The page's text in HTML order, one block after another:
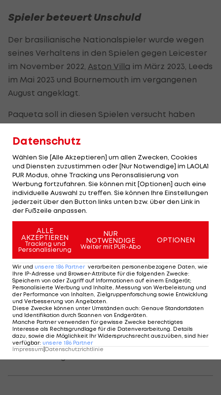
Spieler beteuert Unschuld
Der brasilianische Nationalspieler wurde wegen
seines Verhaltens in den Spielen gegen Leicester
im November 2022, Aston Villa im März 2023, Leeds
im Mai 2023 und Bournemouth im vergangenen
August angeklagt.
Paqueta soll in diesen Spielen versucht haben
anderen Aspekt dieser Spiele zu beeinflussen,
indem er absichtlich versucht hat, vom
Schiedsrichter eine Karte zu erhalten, um den
Wettmarkt zu beeinflussen, damit eine oder
mehrere Personen von den Wetten profitieren
können."
Der West-Ham-Spieler selbst bestreitet jegliche
Vorwürfe. Bei der Anklage sagte er: "Ich bin sehr
überrascht und bestürzt, dass der Fußballverband
beschlossen hat, mich anzuklagen."
Der Brasilianer darf trotz seiner Anklage weiterhin
in Pflichtspielen von West Ham eingesetzt
werden und zählt auch in dieser Saison zum
Stammpersonal bei den Hammers. Sollte er
gesperrt werden, wäre das für West Ham ein
Datenschutz
Wählen Sie [Alle Akzeptieren] um allen Zwecken, Cookies
und Diensten zuzustimmen oder [Nur Notwendige] im LAOLA1
PUR Modus, ohne Tracking uns Peronsalisierung von
Werbung fortzufahren. Sie können mit [Optionen] auch eine
individuelle Auswahl zu treffen. Sie können Ihre Einstellungen
jederzeit über den Button links unten bzw. über den Link in
der Fußzeile anpassen.
ALLE
AKZEPTIEREN
Tracking und
Personalisierung
NUR
NOTWENDIGE
Weiter mit PUR-Abo
OPTIONEN
Wir und unsere 186 Partner verarbeiten personenbezogene Daten, wie
Ihre IP-Adresse und Browser-Attribute für die folgenden Zwecke:
Speichern von oder Zugriff auf Informationen auf einem Endgerät;
Personalisierte Werbung und Inhalte, Messung von Werbeleistung und
der Performance von Inhalten, Zielgruppenforschung sowie Entwicklung
und Verbesserung von Angeboten.
Diese Zwecke können unter Umständen auch: Genaue Standortdaten
und Identifikation durch Scannen von Endgeräten.
Manche Partner verwenden für gewisse Zwecke berechtigtes
Interesse als Rechtsgrundlage für die Datenverarbeitung. Details
dazu, sowie die Möglichkeit Ihr Widerspruchsrecht auszuüben, sind hier
verfügbar: unsere 186 Partner
Impressum Datenschutzrichtlinie